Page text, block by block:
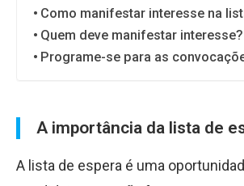
Como manifestar interesse na
Quem deve manifestar interesse?
Programe-se para as
A importância da lista de
A lista de espera é uma